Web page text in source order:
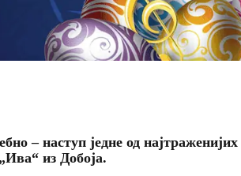
– наступ једне од најтраженијих
„Ива“ из Добоја.